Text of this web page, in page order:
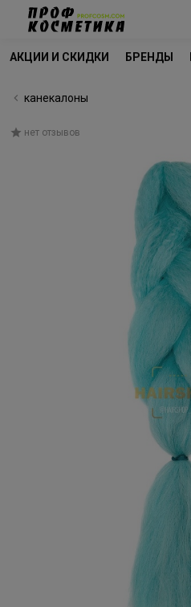
АКЦИИ И СКИДКИ БРЕНДЫ
канекалоны
нет отзывов